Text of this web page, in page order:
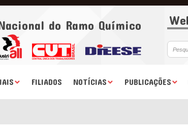
do Ramo Químico
FILIADOS NOTÍCIAS PUBLICAÇÕES